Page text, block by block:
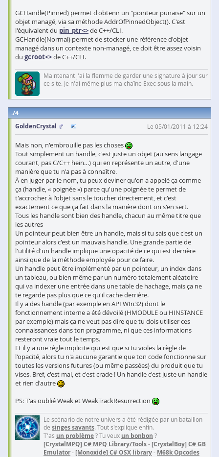
GCHandle(Pinned) permet d'obtenir un "pointeur punaise" sur un
objet managé, via sa méthode AddrOfPinnedObject(). C'est
l'équivalent du pin_ptr<>de C++/CLI.
GCHandle(Normal) permet de stocker une référence d'objet
managé dans un contexte non-managé, ce doit être assez voisin
du gcroot<>de C++/CLI.
Maintenant j'ai la flemme de garder une signature à jour sur
ce site. Je n'ai même plus ma chaîne Exec sous la main.
4
GoldenCrystal
Le 05/01/2011 à 12:24
Mais non, n'embrouille pas les choses
Tout simplement un handle, c'est juste un objet (au sens langage
courant, pas C/C++ hein…) qui en représente un autre, d'une
manière que tu n'a pas à connaître.
À en juger par le nom, tu peux deviner qu'on a appelé ça comme
ça (handle, « poignée ») parce qu'une poignée te permet de
t'accrocher à l'objet sans le toucher directement, et c'est
exactement ce que ça fait dans la manière dont on s'en sert.
Tous les handle sont bien des handle, chacun au même titre que
les autres
Un pointeur peut bien être un handle, mais si tu sais que c'est un
pointeur alors c'est un mauvais handle. Une grande partie de
l'utilité d'un handle implique une opacité de ce qui est derrière
ainsi que de la méthode employée pour ce faire.
Un handle peut être implémenté par un pointeur, un index dans
un tableau, ou bien même par un numéro totalement aléatoire
qui va indexer une entrée dans une table de hachage, mais ça ne
te regarde pas plus que ce qu'il cache derrière.
Il y a des handle (par exemple en API WIn32) dont le
fonctionnement interne a été dévoilé (HMODULE ou HINSTANCE
par exemple) mais ça ne veut pas dire que tu dois utiliser ces
connaissances dans ton programme, ni que ces informations
resteront vraie tout le temps.
Et il y a une règle implicite qui est que si tu violes la règle de
l'opacité, alors tu n'a aucune garantie que ton code fonctionne sur
toutes les versions futures (ou même passées) du produit que tu
vises. Bref, c'est mal, et c'est crade ! Un handle c'est juste un handle
et rien d'autre
PS: T'as oublié Weak et WeakTrackResurrection
Le scénario de notre univers a été rédigée par un bataillon
de singes savants. Tout s'explique enfin.
T'as un problème? Tu veux un bonbon ?
[CrystalMPQ] C# MPQ Library/Tools- [CrystalBoy] C# GB
Emulator- [Monoxide] C# OSX library- M68k Opcodes